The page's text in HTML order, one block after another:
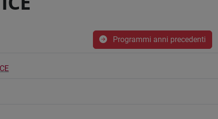
Programmi anni precedenti